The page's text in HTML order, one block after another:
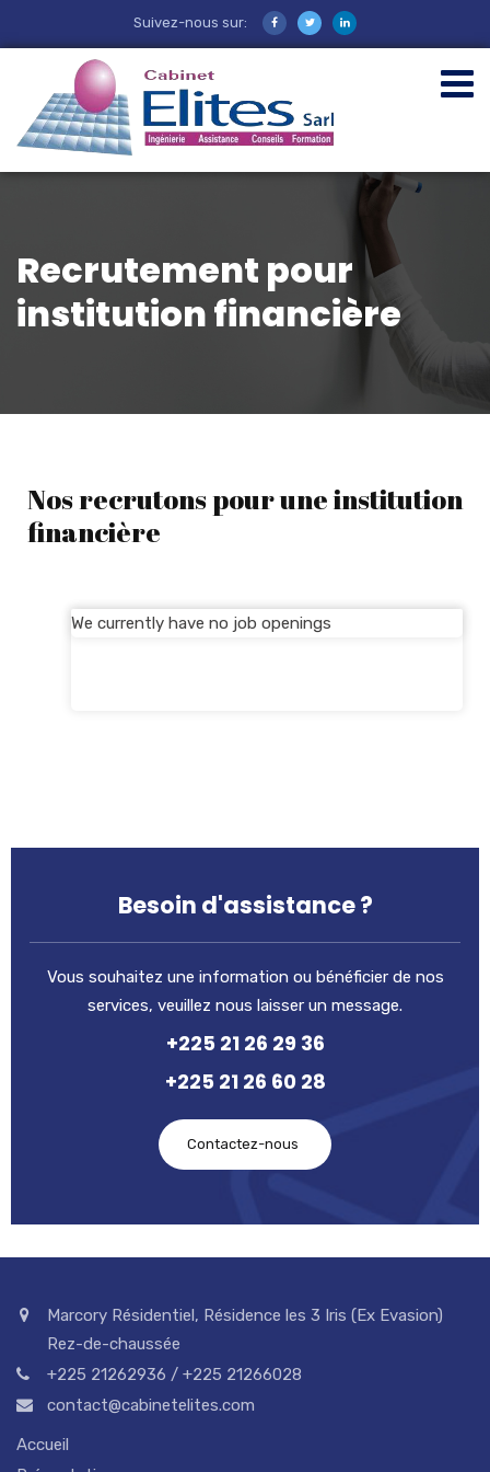
Suivez-nous sur:
Recrutement pour
institution financière
Nos recrutons pour une institution
financière
We currently have no job openings
Besoin d'assistance ?
Vous souhaitez une information ou bénéficier de nos
services, veuillez nous laisser un message.
+225 21 26 29 36
+225 21 26 60 28
Contactez-nous
Marcory Résidentiel, Résidence les 3 Iris (Ex Evasion)
Rez-de-chaussée
+225 21262936 / +225 21266028
contact@cabinetelites.com
Accueil